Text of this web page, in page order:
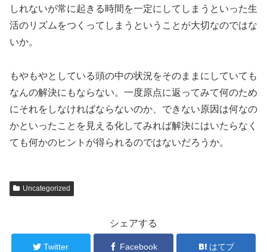
しれないが常に起きる時間を一定にしてしまうといった生
活のリズムをつくってしまうということが大切なのではな
いか。
もやもやとしている頭の中の状況をそのままにしていても
なんの解決にもならない。一度原点に返ってみて何のため
にそれをしなければならないのか、できない原因は何なの
かといったことを見える化してみれば解決にはいたらなく
ても何かのヒントが得られるのではないだろうか。
Uncategorized
シェアする
Twitter Facebook はてブ